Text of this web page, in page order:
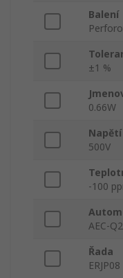
Balení
±1 %
0.66W
Napětí
500V
-100
AEC-
Řada
ERJP08